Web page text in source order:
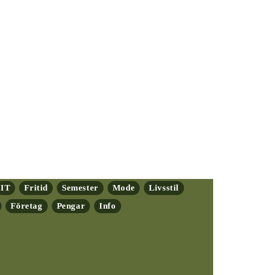
IT Fritid Semester Mode
Livsstil
Företag Pengar Info